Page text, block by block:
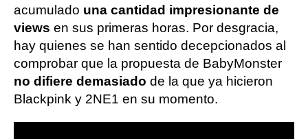
acumulado una cantidad impresionante de
views en sus primeras horas. Por desgracia,
hay quienes se han sentido decepcionados al
comprobar que la propuesta de BabyMonster
no difiere demasiado de la que ya hicieron
Blackpink y 2NE1 en su momento.